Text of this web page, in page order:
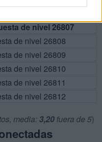
de nivel 26807
de nivel 26808
de nivel 26809
de nivel 26810
de nivel 26811
de nivel 26812
media: 3,20 fuera de 5)